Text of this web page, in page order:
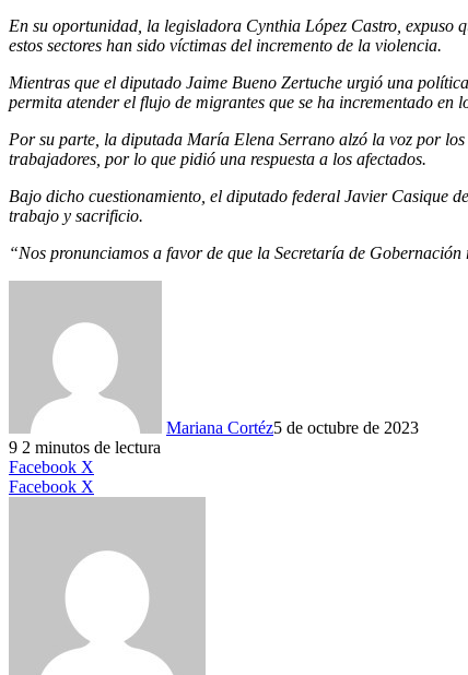
En su oportunidad, la legisladora Cynthia López Castro, expuso
estos sectores han sido víctimas del incremento de la violencia.
Mientras que el diputado Jaime Bueno Zertuche urgió una
permita atender el flujo de migrantes que se ha incrementado en
Por su parte, la diputada María Elena Serrano alzó la voz por
trabajadores, por lo que pidió una respuesta a los afectados.
Bajo dicho cuestionamiento, el diputado federal Javier Casique
trabajo y sacrificio.
“Nos pronunciamos a favor de que la Secretaría de
Mariana Cortéz5 de octubre de 2023
9 2 minutos de lectura
Facebook X
Facebook X